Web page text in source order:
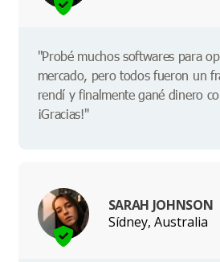
"Probé muchos softwares para
mercado, pero todos fueron un
rendí y finalmente gané dinero
¡Gracias!"
SARAH JOHNSON
Sídney, Australia